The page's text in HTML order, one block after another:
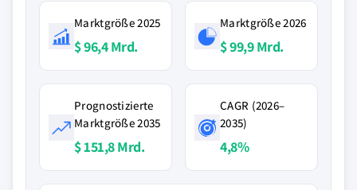
Marktgröße 2025
$ 96,4 Mrd.
Marktgröße 2026
$ 99,9 Mrd.
Prognostizierte
Marktgröße 2035
$ 151,8 Mrd.
CAGR (2026–
2035)
4,8%